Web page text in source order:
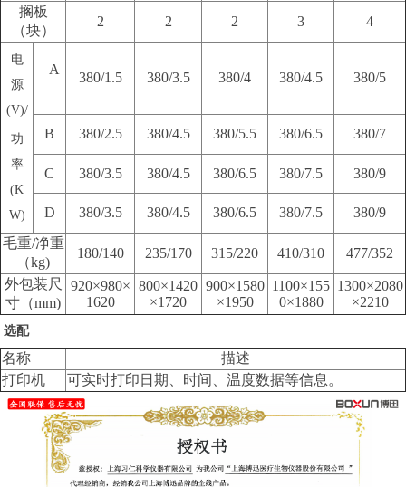
搁板
（块）
2 2 2 3 4
电
源
(V)/
功
率
(K
W)
A
380/1.5 380/3.5 380/4 380/4.5 380/5
B 380/2.5 380/4.5 380/5.5 380/6.5 380/7
C 380/3.5 380/4.5 380/6.5 380/7.5 380/9
D 380/3.5 380/4.5 380/6.5 380/7.5
380/9
毛重/净重
（kg)
180/140 235/170 315/220 410/310
477/352
外包装尺
寸（mm)
920×980×
1620
800×1420
×1720
900×1580
×1950
1100×155
0×1880
1300×2080
×2210
选配
名称
描述
打印机
可实时打印日期、时间、温度数据等信息。